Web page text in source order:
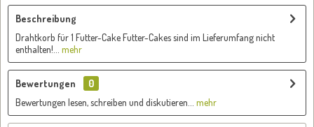
Beschreibung
Drahtkorb für 1 Futter-Cake Futter-Cakes sind im Lieferumfang nicht
enthalten!...
mehr
Bewertungen
0
Bewertungen lesen, schreiben und diskutieren...
mehr